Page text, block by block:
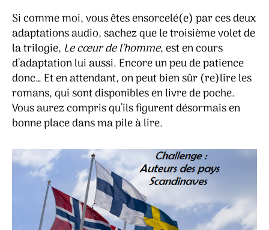
Si comme moi, vous êtes ensorcelé(e) par ces deux
adaptations audio, sachez que le troisième volet de
la trilogie, Le cœur de l’homme, est en cours
d’adaptation lui aussi. Encore un peu de patience
donc… Et en attendant, on peut bien sûr (re)lire les
romans, qui sont disponibles en livre de poche.
Vous aurez compris qu’ils figurent désormais en
bonne place dans ma pile à lire.